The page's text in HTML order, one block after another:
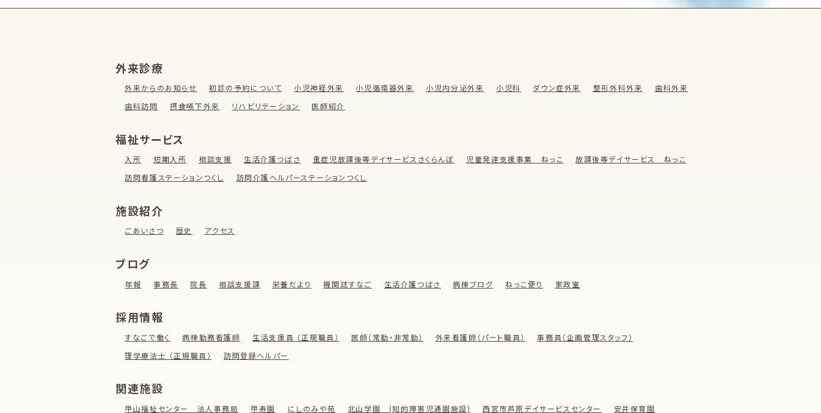
外来診療
外来からのお知らせ 初診の予約について 小児神経外来 小児循環器外来 小児内分泌外来 小児科 ダウン症外来 整形外科外来
歯科外来
歯科訪問
摂食嚥下外来 リハビリテーション 医師紹介
福祉サービス
入所 短期入所 相談支援 生活介護つばさ 重症児放課後等デイサービスさくらんぼ 児童発達支援事業 ねっこ
放課後等デイサービス ねっこ
訪問看護ステーションつくし
訪問介護ヘルパーステーションつくし
施設紹介
ごあいさつ 歴史 アクセス
ブログ
年報 事務長 院長 相談支援課 栄養だより 機関誌すなご 生活介護つばさ 病棟ブログ ねっこ便り 家政室
採用情報
すなごで働く 病棟勤務看護師 生活支援員 （正規職員） 医師（常勤・非常勤） 外来看護師（パート職員）
事務員（企画管理スタッフ）
理学療法士 （正規職員）
訪問登録ヘルパー
関連施設
甲山福祉センター 法人事務局 甲寿園 にしのみや苑 北山学園 (知的障害児通園施設) 西宮市芦原デイサービスセンター
安井保育園